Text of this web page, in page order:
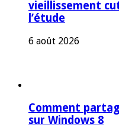
vieillissement
l’étude
6 août 2026
Comment
sur Windows 8